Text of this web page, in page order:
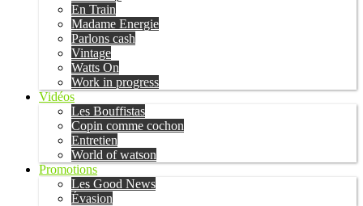
En Train
Madame Energie
Parlons cash
Vintage
Watts On
Work in progress
Vidéos
Les Bouffistas
Copin comme cochon
Entretien
World of watson
Promotions
Les Good News
Évasion